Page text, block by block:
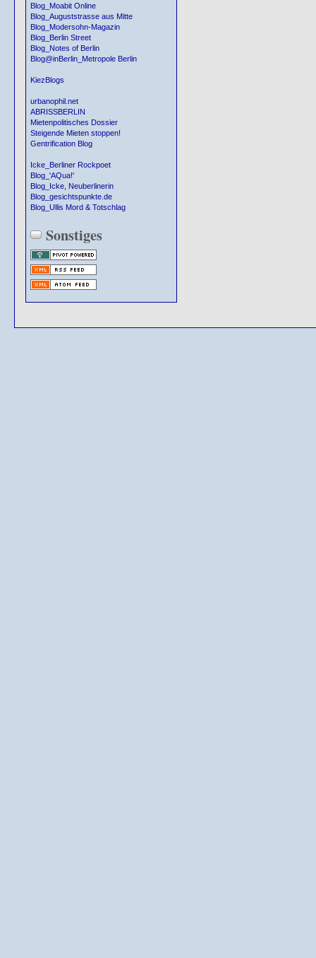
Blog_Moabit Online
Blog_Auguststrasse aus Mitte
Blog_Modersohn-Magazin
Blog_Berlin Street
Blog_Notes of Berlin
Blog@inBerlin_Metropole Berlin
KiezBlogs
urbanophil.net
ABRISSBERLIN
Mietenpolitisches Dossier
Steigende Mieten stoppen!
Gentrification Blog
Icke_Berliner Rockpoet
Blog_'AQua!'
Blog_Icke, Neuberlinerin
Blog_gesichtspunkte.de
Blog_Ullis Mord & Totschlag
Sonstiges